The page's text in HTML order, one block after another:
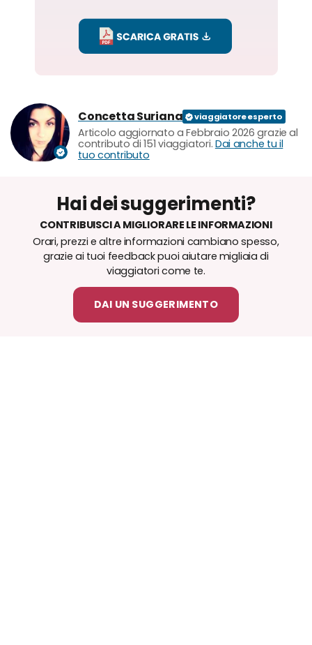
Concetta Suriana
Articolo aggiornato a Febbraio 2026 grazie al
contributo di 151 viaggiatori. Dai anche tu il
tuo contributo
Hai dei suggerimenti?
CONTRIBUISCI A MIGLIORARE LE INFORMAZIONI
Orari, prezzi e altre informazioni cambiano spesso,
grazie ai tuoi feedback puoi aiutare migliaia di
viaggiatori come te.
DAI UN SUGGERIMENTO